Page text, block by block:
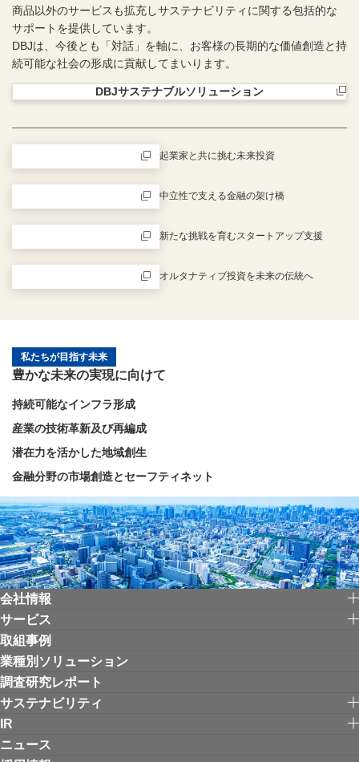
商品以外のサービスも拡充しサステナビリティに関する包括的な
サポートを提供しています。
DBJは、今後とも「対話」を軸に、お客様の長期的な価値創造と持
続可能な社会の形成に貢献してまいります。
DBJサステナブルソリューション
新規ウィンドウを開きます
起業家と共に挑む未来投資
中立性で支える金融の架け橋
新たな挑戦を育むスタートアップ支援
オルタナティブ投資を未来の伝統へ
私たちが目指す未来
豊かな未来の実現に向けて
持続可能なインフラ形成
産業の技術革新及び再編成
潜在力を活かした地域創生
金融分野の市場創造とセーフティネット
会社情報
サービス
取組事例
業種別ソリューション
調査研究レポート
サステナビリティ
IR
ニュース